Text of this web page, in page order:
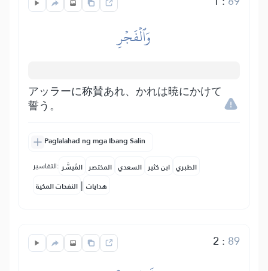
وَٱلۡفَجۡرِ
アッラーに称賛あれ、かれは暁にかけて
誓う。
Paglalahad ng mga Ibang Salin
التفاسير: المُيسَّر المختصر السعدي ابن كثير الطبري
النفحات المكية | هدايات
2 : 89